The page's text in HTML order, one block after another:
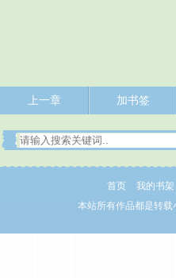
上一章 加书签
首页 我的书架
本站所有作品都是转载